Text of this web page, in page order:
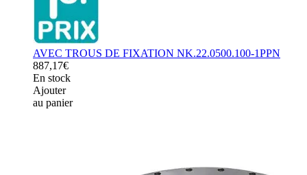
AVEC TROUS DE FIXATION NK.22.0500.100-1PPN
887,17€
En stock
Ajouter
au panier